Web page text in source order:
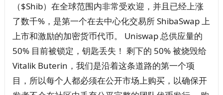
（$Shib）在全球范围内非常受欢迎，并且已经上涨
了数千%，是第一个在去中心化交易所 ShibaSwap 上
上市和激励的加密货币代币。 Uniswap 总供应量的
50% 目前被锁定，钥匙丢失！ 剩下的 50% 被烧毁给
Vitalik Buterin，我们是沿着这条道路的第一个项
目，所以每个人都必须在公开市场上购买，以确保开